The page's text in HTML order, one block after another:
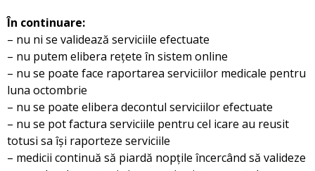
În continuare:
– nu ni se validează serviciile efectuate
– nu putem elibera rețete în sistem online
– nu se poate face raportarea serviciilor medicale pentru
luna octombrie
– nu se poate elibera decontul serviciilor efectuate
– nu se pot factura serviciile pentru cel icare au reusit
totusi sa își raporteze serviciile
– medicii continuă să piardă nopțile încercând să valideze